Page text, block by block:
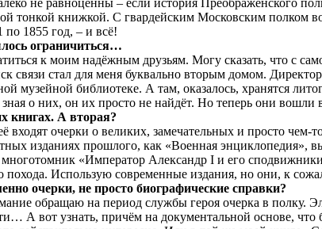
тонкой книжкой. С гвардейским Московским полком
1855 год, – и всё!
ограничиться…
к моим надёжным друзьям. Могу сказать, что с
связи стал для меня буквально вторым домом.
музейной библиотеке. А там, оказалось, хранятся
о них, он их просто не найдёт. Но теперь они
книгах. А вторая?
входят очерки о великих, замечательных и просто
изданиях прошлого, как «Военная
«Император Александр I и его сподвижники
похода. Использую современные издания, но они, к
очерки, не просто биографические справки?
обращаю на период службы героя очерка в полку.
А вот узнать, причём на документальной основе,